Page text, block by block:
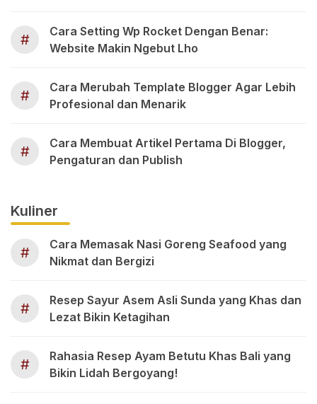
#
Cara Setting Wp Rocket Dengan Benar:
Website Makin Ngebut Lho
#
Cara Merubah Template Blogger Agar Lebih
Profesional dan Menarik
#
Cara Membuat Artikel Pertama Di Blogger,
Pengaturan dan Publish
Kuliner
#
Cara Memasak Nasi Goreng Seafood yang
Nikmat dan Bergizi
#
Resep Sayur Asem Asli Sunda yang Khas dan
Lezat Bikin Ketagihan
#
Rahasia Resep Ayam Betutu Khas Bali yang
Bikin Lidah Bergoyang!